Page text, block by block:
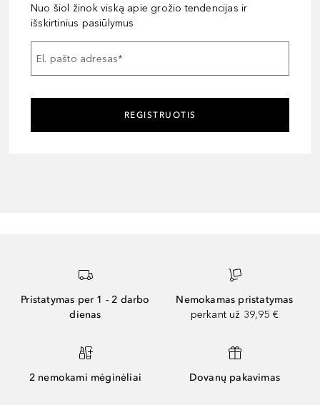
Nuo šiol žinok viską apie grožio tendencijas ir
išskirtinius pasiūlymus
El. pašto adresas*
REGISTRUOTIS
Pristatymas per 1 - 2 darbo
dienas
Nemokamas pristatymas
perkant už 39,95 €
2 nemokami mėginėliai Dovanų pakavimas